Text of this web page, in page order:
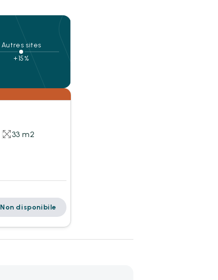
Autres sites
+15%
33 m2
Non disponibile